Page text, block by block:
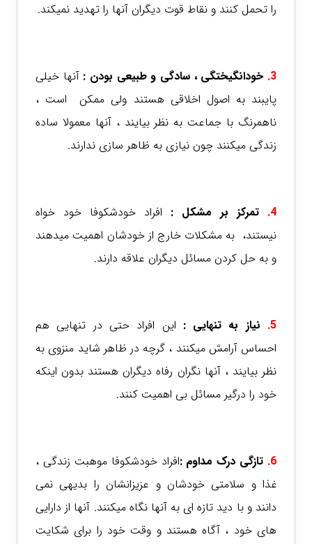
را تحمل کنند و نقاط قوت دیگران آنها را تهدید نمیکند.
3. خودانگیختگی ، سادگی و طبیعی بودن : آنها خیلی
پایبند به اصول اخلاقی هستند ولی ممکن است ،
ناهمرنگ با جماعت به نظر بیایند ، آنها معمولا ساده
زندگی میکنند چون نیازی به ظاهر سازی ندارند.
4. تمرکز بر مشکل : افراد خودشکوفا خود خواه
نیستند، به مشکلات خارج از خودشان اهمیت میدهند
و به حل کردن مسائل دیگران علاقه دارند.
5. نیاز به تنهایی : این افراد حتی در تنهایی هم
احساس آرامش میکنند ، گرچه در ظاهر شاید منزوی به
نظر بیایند ، آنها نگران رفاه دیگران هستند بدون اینکه
خود را درگیر مسائل بی اهمیت کنند.
6. تازگی درک مداوم :افراد خودشکوفا موهبت زندگی ،
غذا و سلامتی خودشان و عزیزانشان را بدیهی نمی
دانند و با دید تازه ای به آنها نگاه میکنند. آنها از دارایی
های خود ، آگاه هستند و وقت خود را برای شکایت